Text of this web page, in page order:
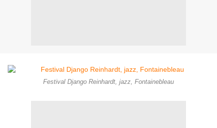
Festival Django Reinhardt, jazz, Fontainebleau